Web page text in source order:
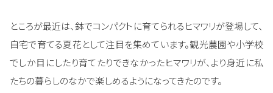
ところが最近は、鉢でコンパクトに育てられるヒマワリが登場して、
自宅で育てる夏花として注目を集めています。観光農園や小学校
でしか目にしたり育てたりできなかったヒマワリが、より身近に私
たちの暮らしのなかで楽しめるようになってきたのです。